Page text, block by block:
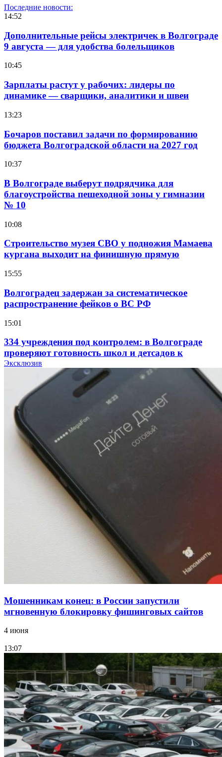
Последние новости:
14:52
Дополнительные рейсы электричек в Волгограде
9 августа — для удобства болельщиков
10:45
Зарплаты растут у рабочих: лидеры по
динамике — сварщики, аналитики и швеи
13:23
Бочаров поставил задачи по формированию
бюджета Волгоградской области на 2027 год
10:37
В Волгограде выберут подрядчика для
благоустройства пешеходной зоны у гимназии
№ 10
10:08
Строительство музея СВО у подножия Мамаева
кургана выходит на финишную прямую
15:55
Волгоградец задержан за систематическое
распространение фейков о ВС РФ
15:01
334 учреждения под контролем: в Волгограде
проверяют готовность школ и детсадов к
учебному году
Покушение на убийство в Волгограде: девушка
напала на незнакомую женщину с ножом
12:39
Сладкий праздник в Волгограде: в Центральном
парке прошёл фестиваль „Арбузный переполох“
Волгоградские компании нарастили экспорт:
заключены контракты на 3,6 млн долларов
Эксклюзив
Мошенникам конец: в России запустили
мгновенную блокировку фишинговых сайтов
4 июня
13:07